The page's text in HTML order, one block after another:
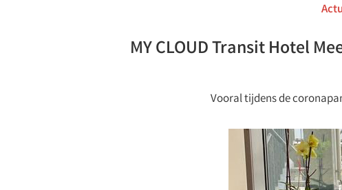
MY CLOUD Transit Hotel
Vooral tijdens de